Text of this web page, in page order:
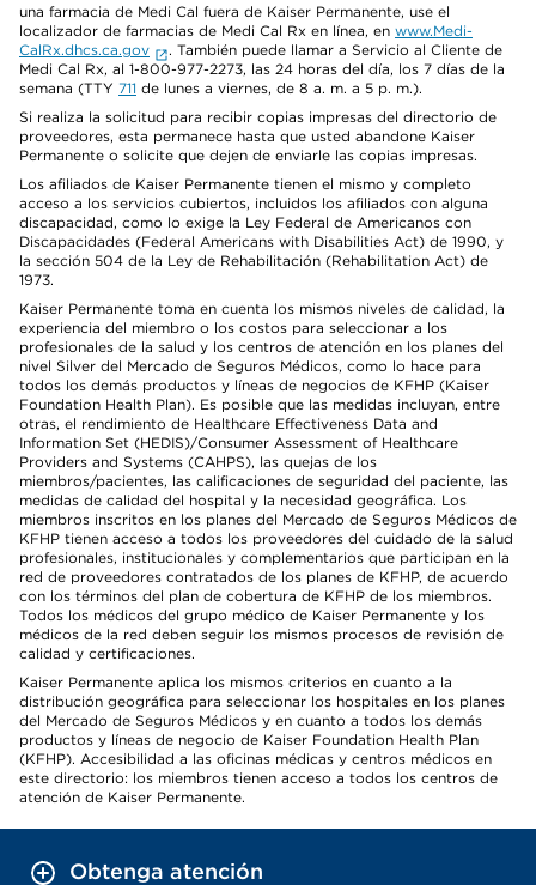
una farmacia de Medi Cal fuera de Kaiser Permanente, use el
localizador de farmacias de Medi Cal Rx en línea, en www.Medi-
CalRx.dhcs.ca.gov
. También puede llamar a Servicio al Cliente de
Medi Cal Rx, al 1-800-977-2273, las 24 horas del día, los 7 días de la
semana (TTY 711 de lunes a viernes, de 8 a. m. a 5 p. m.).
Si realiza la solicitud para recibir copias impresas del directorio de
proveedores, esta permanece hasta que usted abandone Kaiser
Permanente o solicite que dejen de enviarle las copias impresas.
Los afiliados de Kaiser Permanente tienen el mismo y completo
acceso a los servicios cubiertos, incluidos los afiliados con alguna
discapacidad, como lo exige la Ley Federal de Americanos con
Discapacidades (Federal Americans with Disabilities Act) de 1990, y
la sección 504 de la Ley de Rehabilitación (Rehabilitation Act) de
1973.
Kaiser Permanente toma en cuenta los mismos niveles de calidad, la
experiencia del miembro o los costos para seleccionar a los
profesionales de la salud y los centros de atención en los planes del
nivel Silver del Mercado de Seguros Médicos, como lo hace para
todos los demás productos y líneas de negocios de KFHP (Kaiser
Foundation Health Plan). Es posible que las medidas incluyan, entre
otras, el rendimiento de Healthcare Effectiveness Data and
Information Set (HEDIS)/Consumer Assessment of Healthcare
Providers and Systems (CAHPS), las quejas de los
miembros/pacientes, las calificaciones de seguridad del paciente, las
medidas de calidad del hospital y la necesidad geográfica. Los
miembros inscritos en los planes del Mercado de Seguros Médicos de
KFHP tienen acceso a todos los proveedores del cuidado de la salud
profesionales, institucionales y complementarios que participan en la
red de proveedores contratados de los planes de KFHP, de acuerdo
con los términos del plan de cobertura de KFHP de los miembros.
Todos los médicos del grupo médico de Kaiser Permanente y los
médicos de la red deben seguir los mismos procesos de revisión de
calidad y certificaciones.
Kaiser Permanente aplica los mismos criterios en cuanto a la
distribución geográfica para seleccionar los hospitales en los planes
del Mercado de Seguros Médicos y en cuanto a todos los demás
productos y líneas de negocio de Kaiser Foundation Health Plan
(KFHP). Accesibilidad a las oficinas médicas y centros médicos en
este directorio: los miembros tienen acceso a todos los centros de
atención de Kaiser Permanente.
Obtenga atención